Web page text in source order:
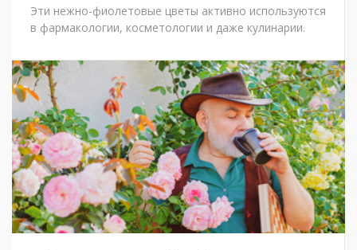
Эти нежно-фиолетовые цветы активно используются
в фармакологии, косметологии и даже кулинарии.